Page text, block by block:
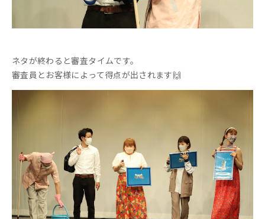
ネタが終わると審査タイムです。
審査員とお客様によって得点が出されます🙌